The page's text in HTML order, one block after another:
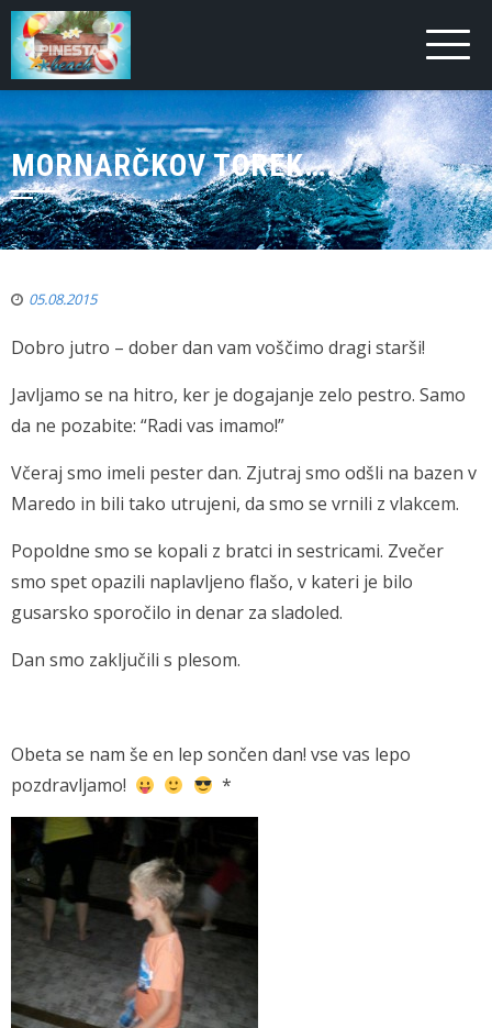
MORNARČKOV TOREK….
05.08.2015
Dobro jutro – dober dan vam voščimo dragi starši!
Javljamo se na hitro, ker je dogajanje zelo pestro. Samo
da ne pozabite: “Radi vas imamo!”
Včeraj smo imeli pester dan. Zjutraj smo odšli na bazen v
Maredo in bili tako utrujeni, da smo se vrnili z vlakcem.
Popoldne smo se kopali z bratci in sestricami. Zvečer
smo spet opazili naplavljeno flašo, v kateri je bilo
gusarsko sporočilo in denar za sladoled.
Dan smo zaključili s plesom.
Obeta se nam še en lep sončen dan! vse vas lepo
pozdravljamo!
*